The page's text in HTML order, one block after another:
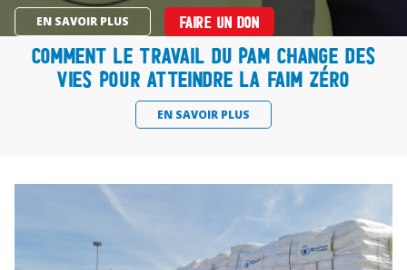
EN SAVOIR PLUS FAIRE UN DON
Comment le travail du PAM change des
vies pour atteindre la faim zéro
EN SAVOIR PLUS